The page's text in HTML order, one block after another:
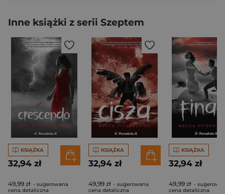
Inne książki z serii Szeptem
KSIĄŻKA
32,94 zł
49,99 zł - sugerowana
cena detaliczna
KSIĄŻKA
32,94 zł
49,99 zł - sugerowana
cena detaliczna
KSIĄŻKA
32,94 zł
49,99 zł -
cena detaliczna